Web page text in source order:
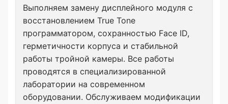
Выполняем замену дисплейного модуля с
восстановлением True Tone
программатором, сохранностью Face ID,
герметичности корпуса и стабильной
работы тройной камеры. Все работы
проводятся в специализированной
лаборатории на современном
оборудовании. Обслуживаем модификации